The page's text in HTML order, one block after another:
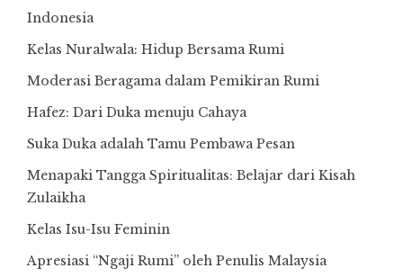
Indonesia
Kelas Nuralwala: Hidup Bersama Rumi
Moderasi Beragama dalam Pemikiran Rumi
Hafez: Dari Duka menuju Cahaya
Suka Duka adalah Tamu Pembawa Pesan
Menapaki Tangga Spiritualitas: Belajar dari Kisah
Zulaikha
Kelas Isu-Isu Feminin
Apresiasi “Ngaji Rumi” oleh Penulis Malaysia